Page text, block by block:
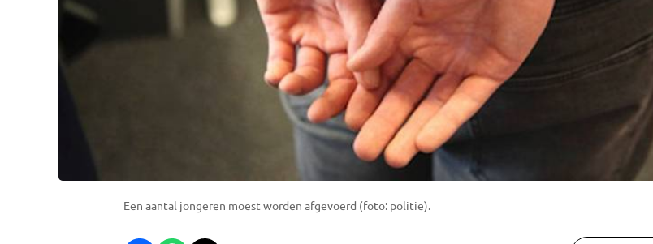
Een aantal jongeren moest worden afgevoerd (foto: politie).